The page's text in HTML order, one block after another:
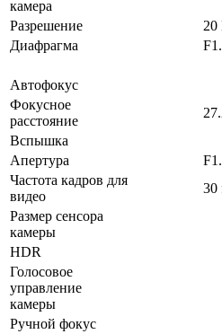
камера
Разрешение
20
Диафрагма
Автофокус
Фокусное
расстояние
Вспышка
Апертура
Частота кадров для
видео
30
Размер сенсора
камеры
HDR
Голосовое
управление
камеры
Ручной фокус